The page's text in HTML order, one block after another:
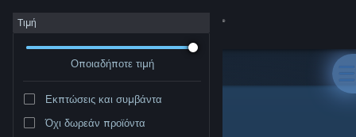
Σύνδεση
Κατάστημα
Τιμή
Οποιαδήποτε τιμή
Εκπτώσεις και συμβάντα
Όχι δωρεάν προϊόντα
Δημιουργός: Laud Games